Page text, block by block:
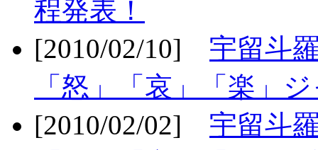
程発表！
[2010/02/10] 宇留斗
「怒」「哀」「楽」
[2010/02/02] 宇留斗